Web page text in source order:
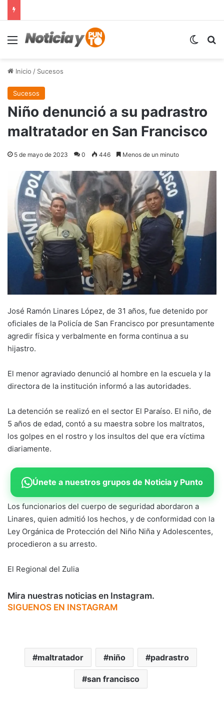
Menú
Inicio / Sucesos
Sucesos
Niño denunció a su padrastro
maltratador en San Francisco
5 de mayo de 2023 0 446 Menos de un minuto
José Ramón Linares López, de 31 años, fue detenido por
oficiales de la Policía de San Francisco por presuntamente
agredir física y verbalmente en forma continua a su
hijastro.
El menor agraviado denunció al hombre en la escuela y la
directora de la institución informó a las autoridades.
La detención se realizó en el sector El Paraíso. El niño, de
5 años de edad, contó a su maestra sobre los maltratos,
los golpes en el rostro y los insultos del que era víctima
diariamente.
Únete a nuestros grupos de Noticia y Punto
Los funcionarios del cuerpo de seguridad abordaron a
Linares, quien admitió los hechos, y de conformidad con la
Ley Orgánica de Protección del Niño Niña y Adolescentes,
procedieron a su arresto.
El Regional del Zulia
Mira nuestras noticias en Instagram.
SIGUENOS EN INSTAGRAM
maltratador niño padrastro
san francisco